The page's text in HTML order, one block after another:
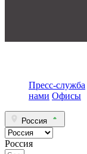
Пресс-служба
нами Офисы
Россия
Россия